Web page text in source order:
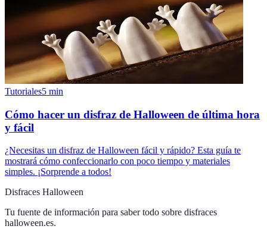
Tutoriales5 min
Cómo hacer un disfraz de Halloween de última hora
y fácil
¿Necesitas un disfraz de Halloween fácil y rápido? Esta guía te
mostrará cómo confeccionarlo con poco tiempo y materiales
simples. ¡Sorprende a todos!
Disfraces Halloween
Tu fuente de información para saber todo sobre disfraces
halloween.es.